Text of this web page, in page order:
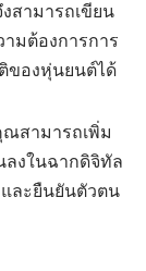
สามารถเขียน
มต้องการการ
ของหุ่นยนต์ได้
ณสามารถเพิ่ม
ลงในฉากดิจิทัล
และยืนยันตัวตน